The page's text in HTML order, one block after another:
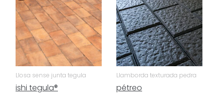
Llosa sense junta tegula
ishi tegula®
Llamborda texturada pedra
pétreo